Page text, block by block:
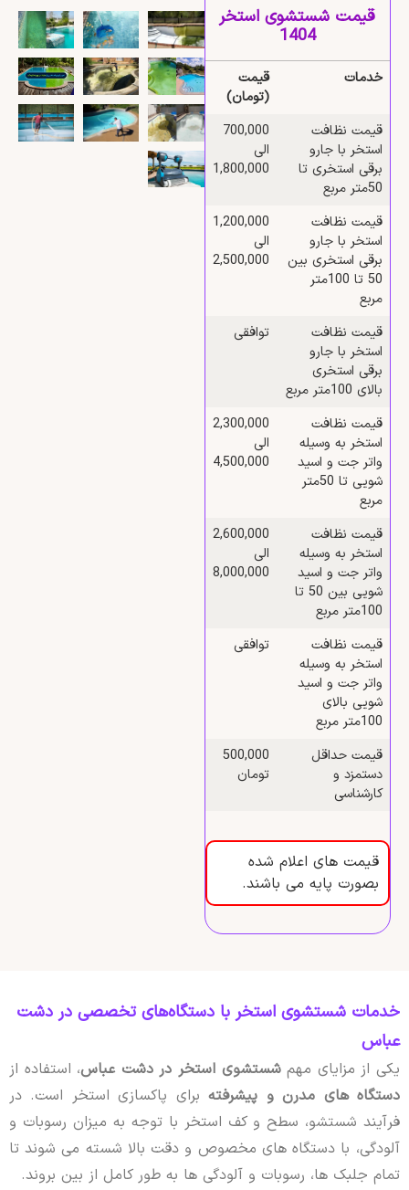
قیمت شستشوی استخر
1404
خدمات
قیمت
(تومان)
قیمت نظافت
استخر با جارو
برقی استخری تا
50متر مربع
700,000
الی
1,800,000
قیمت نظافت
استخر با جارو
برقی استخری بین
50 تا 100متر
مربع
1,200,000
الی
2,500,000
قیمت نظافت
استخر با جارو
برقی استخری
بالای 100متر مربع
توافقی
قیمت نظافت
استخر به وسیله
واتر جت و اسید
شویی تا 50متر
مربع
2,300,000
الی
4,500,000
قیمت نظافت
استخر به وسیله
واتر جت و اسید
شویی بین 50 تا
100متر مربع
2,600,000
الی
8,000,000
قیمت نظافت
استخر به وسیله
واتر جت و اسید
شویی بالای
100متر مربع
توافقی
قیمت حداقل
دستمزد و
کارشناسی
500,000
تومان
قیمت های اعلام شده
بصورت پایه می باشند.
خدمات شستشوی استخر با دستگاه‌های تخصصی در دشت
عباس
یکی از مزایای مهم شستشوی استخر در دشت عباس، استفاده از
دستگاه های مدرن و پیشرفتهبرای پاکسازی استخر است. در
فرآیند شستشو، سطح و کف استخر با توجه به میزان رسوبات و
آلودگی، با دستگاه های مخصوص و دقت بالا شسته می شوند تا
تمام جلبک ها، رسوبات و آلودگی ها به طور کامل از بین بروند.